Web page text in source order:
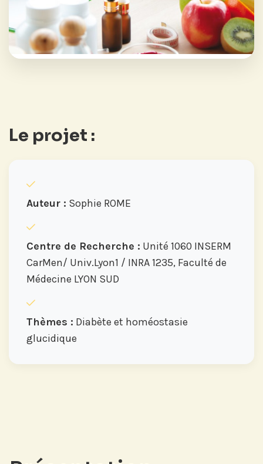
Le projet :
Auteur : Sophie ROME
Centre de Recherche : Unité 1060 INSERM
CarMen/ Univ.Lyon1 / INRA 1235, Faculté de
Médecine LYON SUD
Thèmes : Diabète et homéostasie
glucidique